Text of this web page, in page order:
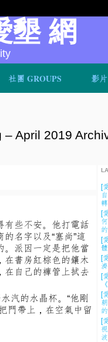
社團 GROUPS 影
墾 網
April 2019
有些不安。他打電話
名字以及“塞尚”這
。派因一定是把他當
在書房紅棕色的鑲木
在自己的褲管上拭去
汽的水晶杯。“他剛
門帶上，在空氣中留
[
[
[
[
[
[
[